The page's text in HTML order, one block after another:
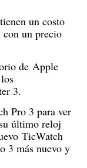
un costo
con un precio
de Apple
3.
Pro 3 para ver
último reloj
TicWatch
3 más nuevo y